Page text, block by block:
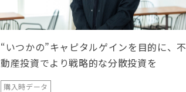
“いつかの”キャピタルゲインを目的に、不
動産投資でより戦略的な分散投資を
購入時データ